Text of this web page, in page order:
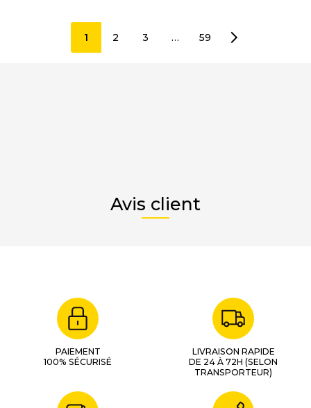
1 2 3 … 59
Avis client
PAIEMENT
100% SÉCURISÉ
LIVRAISON RAPIDE
DE 24 À 72H (SELON
TRANSPORTEUR)